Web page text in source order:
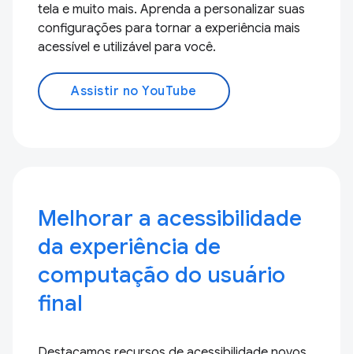
tela e muito mais. Aprenda a personalizar suas
configurações para tornar a experiência mais
acessível e utilizável para você.
Assistir no YouTube
Melhorar a acessibilidade
da experiência de
computação do usuário
final